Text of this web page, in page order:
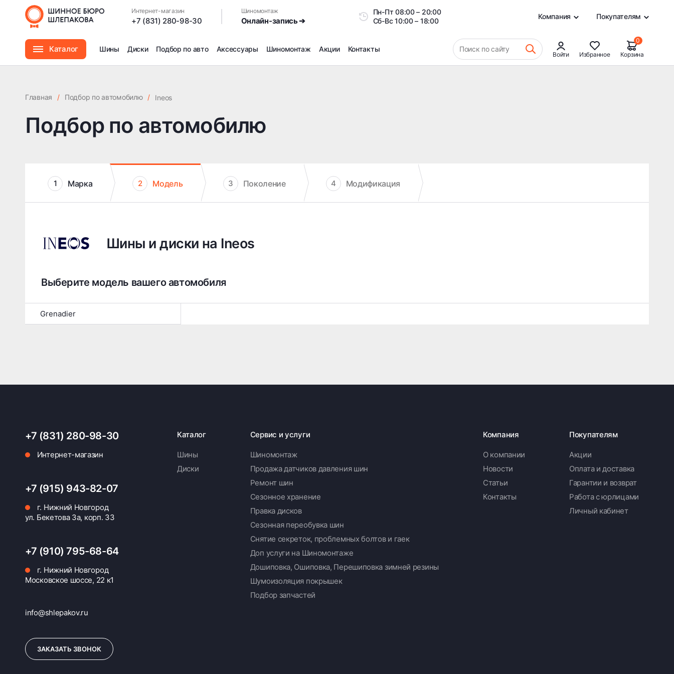
Интернет-магазин
+7 (831) 280-98-30
Шиномонтаж
Онлайн-запись ➔
Пн-Пт08:00 – 20:00
Сб-Вс10:00 – 18:00
Компания Покупателям
Каталог
Автомасла
Шины Диски Подбор по авто Аксессуары Шиномонтаж
Сезонное хранение
Правка дисков
Доп услуги на Шиномонтаже
Дошиповка, Ошиповка, Перешиповка зимней резины
Шумоизоляция покрышек
Акции Контакты Поиск по сайту
Войти Избранное
0
Корзина
Главная / Подбор по автомобилю / Ineos
Подбор по автомобилю
1 Марка 2 Модель 3 Поколение 4 Модификация
Шины и диски на Ineos
Выберите модель вашего автомобиля
Grenadier
+7 (831) 280-98-30
Интернет-магазин
+7 (915) 943-82-07
г. Нижний Новгород
ул. Бекетова 3а, корп. 33
+7 (910) 795-68-64
г. Нижний Новгород
Московское шоссе, 22 к1
info@shlepakov.ru
ЗАКАЗАТЬ ЗВОНОК
Каталог
Шины
Диски
Сервис и услуги
Шиномонтаж
Продажа датчиков давления шин
Ремонт шин
Сезонное хранение
Правка дисков
Сезонная переобувка шин
Снятие секреток, проблемных болтов и гаек
Доп услуги на Шиномонтаже
Дошиповка, Ошиповка, Перешиповка зимней резины
Шумоизоляция покрышек
Подбор запчастей
Компания
О компании
Новости
Статьи
Контакты
Покупателям
Акции
Оплата и доставка
Гарантии и возврат
Работа с юрлицами
Личный кабинет